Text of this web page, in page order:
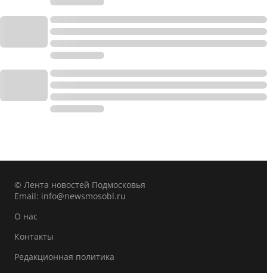
© Лента новостей Подмосковья
Email: info@newsmosobl.ru
О нас
Контакты
Редакционная политика